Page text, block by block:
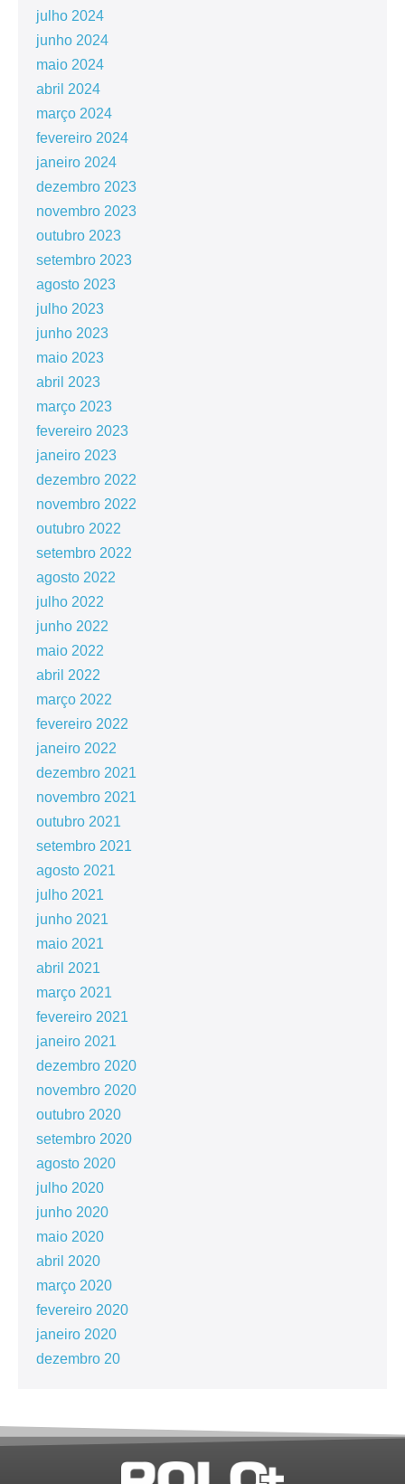
julho 2024
junho 2024
maio 2024
abril 2024
março 2024
fevereiro 2024
janeiro 2024
dezembro 2023
novembro 2023
outubro 2023
setembro 2023
agosto 2023
julho 2023
junho 2023
maio 2023
abril 2023
março 2023
fevereiro 2023
janeiro 2023
dezembro 2022
novembro 2022
outubro 2022
setembro 2022
agosto 2022
julho 2022
junho 2022
maio 2022
abril 2022
março 2022
fevereiro 2022
janeiro 2022
dezembro 2021
novembro 2021
outubro 2021
setembro 2021
agosto 2021
julho 2021
junho 2021
maio 2021
abril 2021
março 2021
fevereiro 2021
janeiro 2021
dezembro 2020
novembro 2020
outubro 2020
setembro 2020
agosto 2020
julho 2020
junho 2020
maio 2020
abril 2020
março 2020
fevereiro 2020
janeiro 2020
dezembro 20